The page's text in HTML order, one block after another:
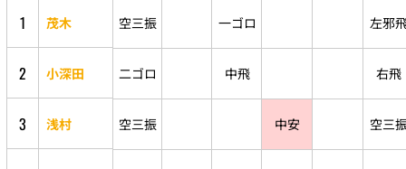
1 茂木 空三振 一ゴロ 左邪
2 小深田 二ゴロ 中飛 右飛
3 浅村 空三振 中安 空三